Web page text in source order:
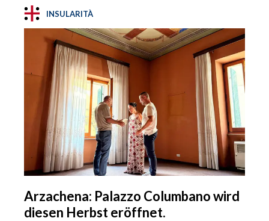
INSULARITÀ
Arzachena: Palazzo Columbano wird
diesen Herbst eröffnet.